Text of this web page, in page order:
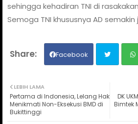
sehingga kehadiran TNI di
Semoga TNI khususnya AD
Facebook
ter ats
DK
Bimtek
LEBIH LAMA
Pertama di Indonesia, Lelang Hak
Menikmati Non-Eksekusi BMD di
Bukittinggi